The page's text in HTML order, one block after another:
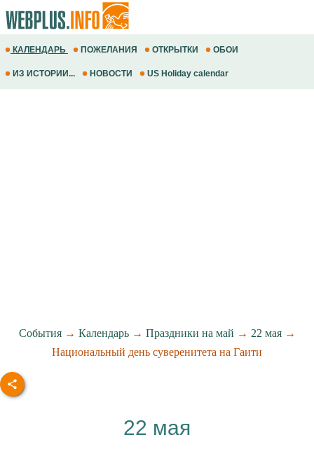
КАЛЕНДАРЬ ПОЖЕЛАНИЯ ОТКРЫТКИ ОБОИ
ИЗ ИСТОРИИ... НОВОСТИ US Holiday calendar
События→ Календарь→ Праздники на май → 22 мая→
Национальный день суверенитета на Гаити
22 мая